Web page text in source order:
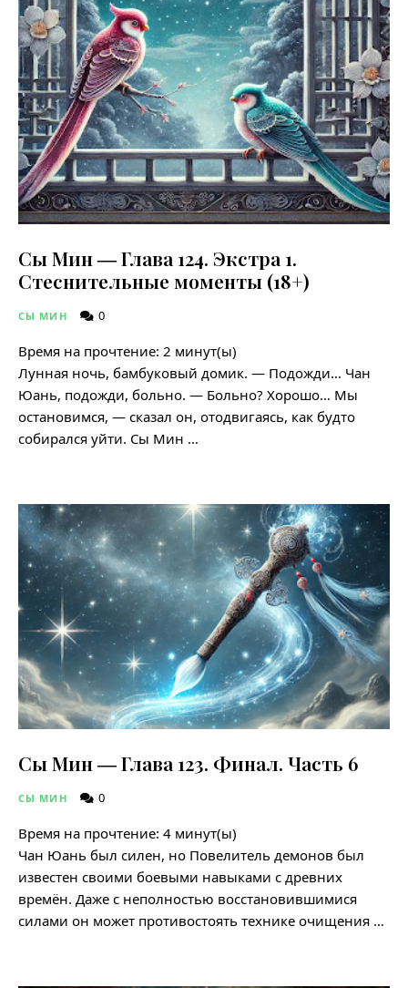
Сы Мин ― Глава 124. Экстра 1.
Стеснительные моменты (18+)
СЫ МИН 0
Время на прочтение: 2 минут(ы)
Лунная ночь, бамбуковый домик. — Подожди… Чан
Юань, подожди, больно. — Больно? Хорошо… Мы
остановимся, — сказал он, отодвигаясь, как будто
собирался уйти. Сы Мин …
Сы Мин ― Глава 123. Финал. Часть 6
СЫ МИН 0
Время на прочтение: 4 минут(ы)
Чан Юань был силен, но Повелитель демонов был
известен своими боевыми навыками с древних
времён. Даже с неполностью восстановившимися
силами он может противостоять технике очищения …